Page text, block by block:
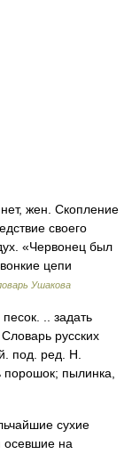
жен. Скопление
своего
«Червонец был
цепи
Ушакова
.. задать
русских
под. ред. Н.
пылинка,
сухие
осевшие на